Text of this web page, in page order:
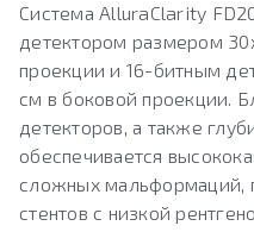
Система AlluraClarity
детектором размером
проекции и 16-битным
см в боковой проекции.
детекторов, а также
обеспечивается
сложных мальформаций,
стентов с низкой